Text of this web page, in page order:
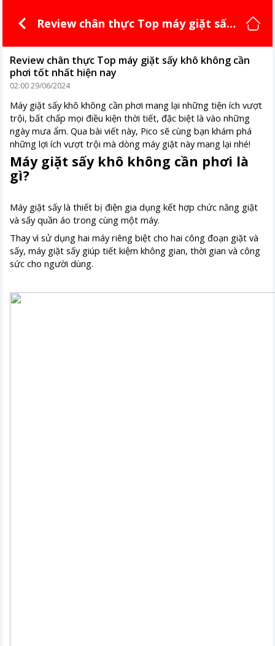
Review chân thực Top máy giặt sấy
y
Review chân thực Top máy giặt sấy khô không cần
phơi tốt nhất hiện nay
02:00 29/06/2024
Máy giặt sấy khô không cần phơi mang lại những tiện ích vượt
trội, bất chấp mọi điều kiện thời tiết, đặc biệt là vào những
ngày mưa ẩm. Qua bài viết này, Pico sẽ cùng bạn khám phá
những lợi ích vượt trội mà dòng máy giặt này mang lại nhé!
Máy giặt sấy khô không cần phơi là
gì?
Máy giặt sấy là thiết bị điện gia dụng kết hợp chức năng giặt
và sấy quần áo trong cùng một máy.
Thay vì sử dụng hai máy riêng biệt cho hai công đoạn giặt và
sấy, máy giặt sấy giúp tiết kiệm không gian, thời gian và công
sức cho người dùng.